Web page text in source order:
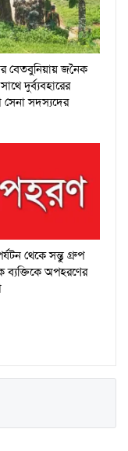
বেতবুনিয়ায় জনৈক
দুর্ব্যবহারের
সদস্যদের
থেকে সন্তু গ্রুপ
অপহরণের